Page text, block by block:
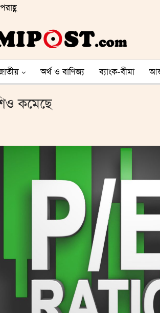
অর্থ ও বাণিজ্য ব্যাংক-বীমা
কমেছে